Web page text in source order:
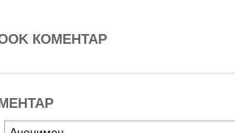
КОМЕНТАР